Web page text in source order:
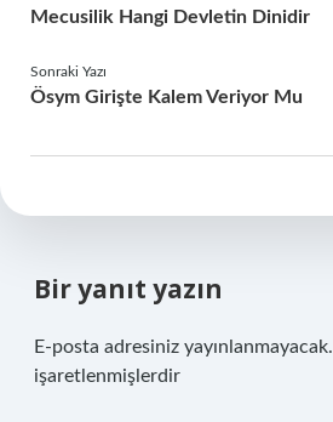
Mecusilik Hangi Devletin Dinidir
Sonraki Yazı
Ösym Girişte Kalem Veriyor Mu
Bir yanıt yazın
E-posta adresiniz yayınlanmayacak.
işaretlenmişlerdir